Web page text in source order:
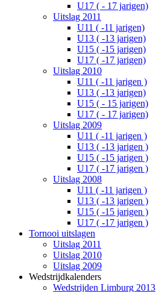
U17 ( - 17 jarigen)
Uitslag 2011
U11 ( -11 jarigen)
U13 ( -13 jarigen)
U15 ( -15 jarigen)
U17 ( -17 jarigen)
Uitslag 2010
U11 ( -11 jarigen )
U13 ( -13 jarigen)
U15 ( - 15 jarigen)
U17 ( - 17 jarigen)
Uitslag 2009
U11 ( -11 jarigen )
U13 ( -13 jarigen )
U15 ( -15 jarigen )
U17 ( -17 jarigen )
Uitslag 2008
U11 ( -11 jarigen )
U13 ( -13 jarigen )
U15 ( -15 jarigen )
U17 ( -17 jarigen )
Tornooi uitslagen
Uitslag 2011
Uitslag 2010
Uitslag 2009
Wedstrijdkalenders
Wedstrijden Limburg 2013